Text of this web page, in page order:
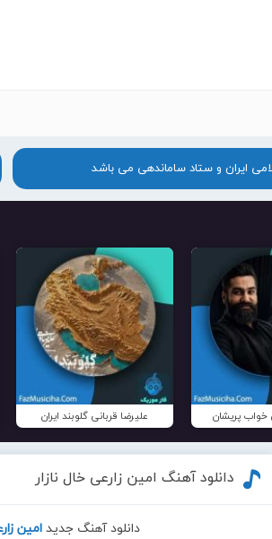
ایران و ستاد ساماندهی می باشد
خواب پریشان علیرضا قربانی گلوبند ایران
دانلود آهنگ امین زارعی خال نازار
دانلود آهنگ جدید امین